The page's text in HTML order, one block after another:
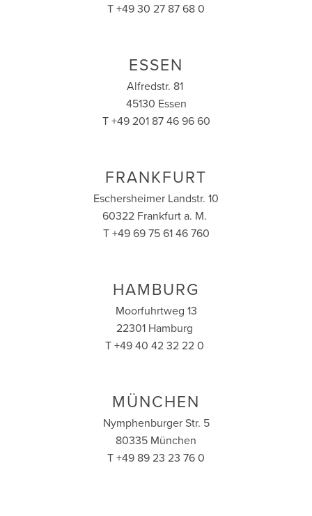
T +49 30 27 87 68 0
ESSEN
Alfredstr. 81
45130 Essen
T +49 201 87 46 96 60
FRANKFURT
Eschersheimer Landstr. 10
60322 Frankfurt a. M.
T +49 69 75 61 46 760
HAMBURG
Moorfuhrtweg 13
22301 Hamburg
T +49 40 42 32 22 0
MÜNCHEN
Nymphenburger Str. 5
80335 München
T +49 89 23 23 76 0